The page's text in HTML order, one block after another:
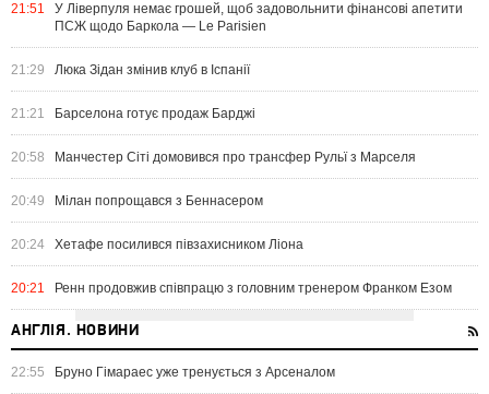
21:51
У Ліверпуля немає грошей, щоб задовольнити фінансові апетити
ПСЖ щодо Баркола — Le Parisien
21:29 Люка Зідан змінив клуб в Іспанії
21:21 Барселона готує продаж Барджі
20:58 Манчестер Сіті домовився про трансфер Рульї з Марселя
20:49 Мілан попрощався з Беннасером
20:24 Хетафе посилився півзахисником Ліона
20:21 Ренн продовжив співпрацю з головним тренером Франком Езом
АНГЛІЯ. НОВИНИ
22:55 Бруно Гімараес уже тренується з Арсеналом